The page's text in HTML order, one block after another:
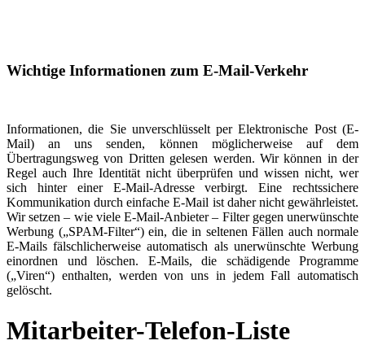
Wichtige Informationen zum E-Mail-Verkehr
Informationen, die Sie unverschlüsselt per Elektronische Post (E-
Mail) an uns senden, können möglicherweise auf dem
Übertragungsweg von Dritten gelesen werden. Wir können in der
Regel auch Ihre Identität nicht überprüfen und wissen nicht, wer
sich hinter einer E-Mail-Adresse verbirgt. Eine rechtssichere
Kommunikation durch einfache E-Mail ist daher nicht gewährleistet.
Wir setzen – wie viele E-Mail-Anbieter – Filter gegen unerwünschte
Werbung („SPAM-Filter“) ein, die in seltenen Fällen auch normale
E-Mails fälschlicherweise automatisch als unerwünschte Werbung
einordnen und löschen. E-Mails, die schädigende Programme
(„Viren“) enthalten, werden von uns in jedem Fall automatisch
gelöscht.
Mitarbeiter-Telefon-Liste